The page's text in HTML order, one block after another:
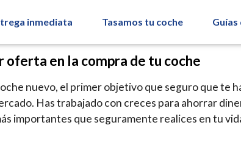
inmediata Tasamos tu coche
en la compra de tu coche
nuevo, el primer objetivo que seguro que te
Has trabajado con creces para ahorrar
importantes que seguramente realices en tu